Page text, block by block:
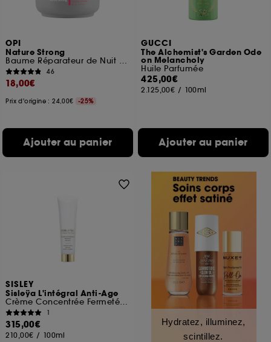
OPI
Nature Strong
Baume Réparateur de Nuit pour Cuticules
46
18,00€
Prix d'origine : 24,00€ -25%
Ajouter au panier
GUCCI
The Alchemist's Garden Ode
on Melancholy
Huile Parfumée
425,00€
2.125,00€ / 100ml
Ajouter au panier
SISLEY
Sisleÿa L'intégral Anti-Age
Crème Concentrée Fermeté Corps
1
315,00€
210,00€ / 100ml
Hydratez, illuminez,
scintillez.